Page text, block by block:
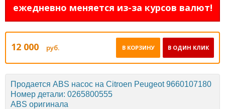
ежедневно меняется из-за курсов валют!
12 000 руб. В ОДИН КЛИК
В КОРЗИНУ
Продается ABS насос на Citroen Peugeot 9660107180
Номер детали: 0265800555
ABS оригинала